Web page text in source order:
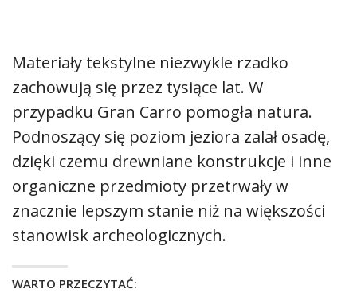
Materiały tekstylne niezwykle rzadko
zachowują się przez tysiące lat. W
przypadku Gran Carro pomogła natura.
Podnoszący się poziom jeziora zalał osadę,
dzięki czemu drewniane konstrukcje i inne
organiczne przedmioty przetrwały w
znacznie lepszym stanie niż na większości
stanowisk archeologicznych.
WARTO PRZECZYTAĆ: